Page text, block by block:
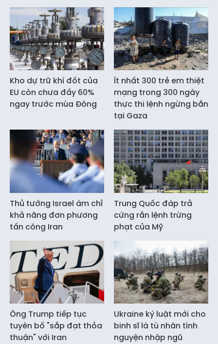
Kho dự trữ khí đốt của
EU còn chưa đầy 60%
ngay trước mùa Đông
Ít nhất 300 trẻ em thiệt
mạng trong 300 ngày
thực thi lệnh ngừng bắn
tại Gaza
Thủ tướng Israel ám chỉ
khả năng đơn phương
tấn công Iran
Trung Quốc đáp trả
cứng rắn lệnh trừng
phạt của Mỹ
Ông Trump tiếp tục
tuyên bố "sắp đạt thỏa
thuận" với Iran
Ukraine ký luật mới cho
binh sĩ là tù nhân tình
nguyện nhập ngũ